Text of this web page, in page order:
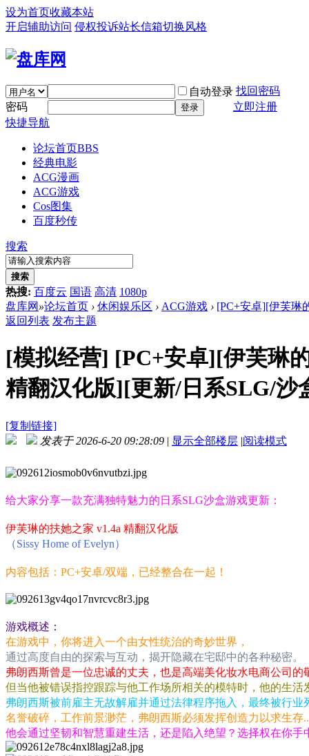
设为首页收藏本站
开启辅助访问 侵权投诉站长信箱切换风格
自动登录 找回密码
密码
登录
立即注册
快捷导航
论坛首页BBS
经典电影
ACG漫画
ACG游戏
Cos图集
百度秒传
搜索
搜索
热搜: 百度云 国语 高清 1080p
盘库网 »论坛首页 › 休闲娱乐区 › ACG游戏 › [PC+安卓][伊芙琳
返回列表 发布主题
[模拟经营] [PC+安卓][伊芙琳
精翻汉化版][更新/日系SLG/沙
[复制链接]
发表于 2026-6-20 09:28:09 | 显示全部楼层 |阅读模式
给大家分享一款充满独特魅力的日系SLG沙盒游戏更新：
伊芙琳的扶她之家 v1.4a 精翻汉化版
（Sissy Home of Evelyn）
内容包括：PC+安卓/双端，已经整合在一起！
游戏概述：
在游戏中，你将进入一个由女性统治的奇妙世界，
通过高度自由的探索与互动，揭开隐藏在宅邸中的各种秘密。
弗朗西斯曾是一位忠诚的丈夫，也是高端美化妆水电商公司的
但当他被错误指控跟踪与他工作场所相关的模特时，他的生活
弗朗西斯被前雇主无故解雇并通过法律程序拖入，最终被行业
名誉破碎，工作前景渺茫，弗朗西斯必须发挥创造力以求生存
他会通过坚韧和智慧重建生活，还是陷入绝望？选择权在你手